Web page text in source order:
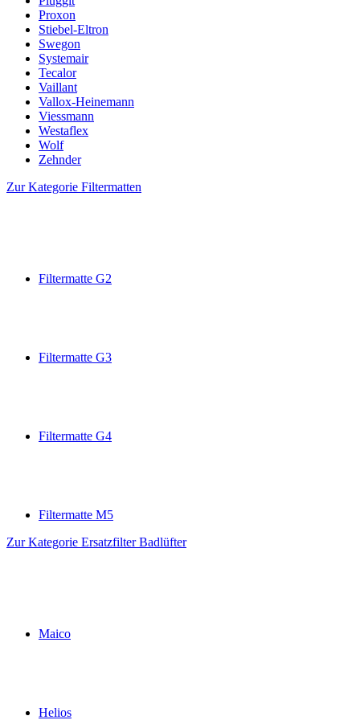
Proxon
Stiebel-Eltron
Swegon
Systemair
Tecalor
Vaillant
Vallox-Heinemann
Viessmann
Westaflex
Wolf
Zehnder
Zur Kategorie Filtermatten
Filtermatte G2
Filtermatte G3
Filtermatte G4
Filtermatte M5
Zur Kategorie Ersatzfilter Badlüfter
Maico
Helios